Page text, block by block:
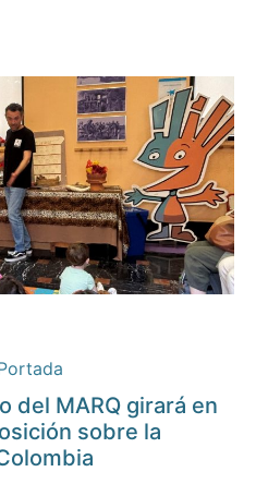
del MARQ girará en
sobre la